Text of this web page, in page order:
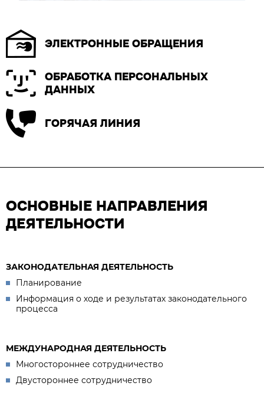
ЭЛЕКТРОННЫЕ ОБРАЩЕНИЯ
ОБРАБОТКА ПЕРСОНАЛЬНЫХ
ДАННЫХ
ГОРЯЧАЯ ЛИНИЯ
ОСНОВНЫЕ НАПРАВЛЕНИЯ
ДЕЯТЕЛЬНОСТИ
ЗАКОНОДАТЕЛЬНАЯ ДЕЯТЕЛЬНОСТЬ
Планирование
Информация о ходе и результатах законодательного
процесса
МЕЖДУНАРОДНАЯ ДЕЯТЕЛЬНОСТЬ
Многостороннее сотрудничество
Двустороннее сотрудничество